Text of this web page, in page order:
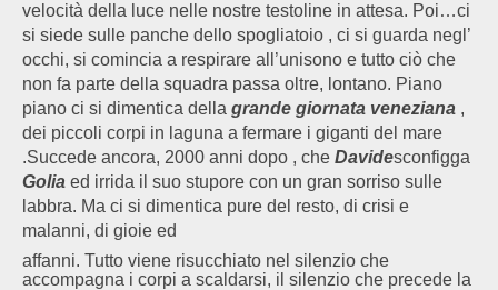
velocità della luce nelle nostre testoline in attesa. Poi…ci
si siede sulle panche dello spogliatoio , ci si guarda negl’
occhi, si comincia a respirare all’unisono e tutto ciò che
non fa parte della squadra passa oltre, lontano. Piano
piano ci si dimentica della grande giornata veneziana ,
dei piccoli corpi in laguna a fermare i giganti del mare
.Succede ancora, 2000 anni dopo , che Davidesconfigga
Golia ed irrida il suo stupore con un gran sorriso sulle
labbra. Ma ci si dimentica pure del resto, di crisi e
malanni, di gioie ed
affanni. Tutto viene risucchiato nel silenzio che
accompagna i corpi a scaldarsi, il silenzio che precede la